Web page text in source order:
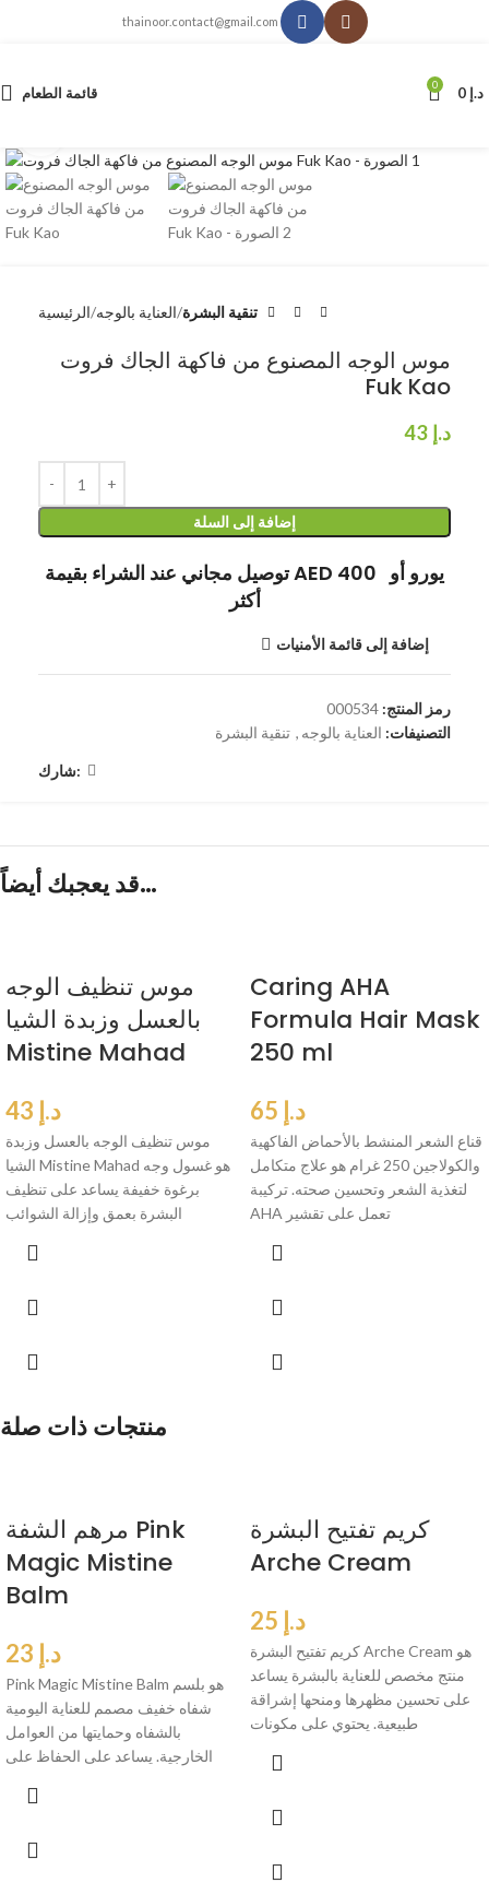
thainoor.contact@gmail.com
قائمة الطعام 0 د.إ
الرئيسية العناية بالوجه تنقية البشرة
موس الوجه المصنوع من فاكهة الجاك فروت
Fuk Kao
د.إ
إضافة إلى السلة
توصيل مجاني عند الشراء بقيمة AED 400 يورو أو
أكثر
إضافة إلى قائمة الأمنيات
رمز المنتج: 000534
التصنيفات: العناية بالوجه , تنقية البشرة
شارك:
قد يعجبك أيضاً…
موس تنظيف الوجه
بالعسل وزبدة الشيا
Mistine Mahad
د.إ
موس تنظيف الوجه بالعسل وزبدة
الشيا Mistine Mahad هو غسول وجه
برغوة خفيفة يساعد على تنظيف
البشرة بعمق وإزالة الشوائب
Caring AHA
Formula Hair Mask
250 ml
د.إ
قناع الشعر المنشط بالأحماض الفاكهية
والكولاجين 250 غرام هو علاج متكامل
لتغذية الشعر وتحسين صحته. تركيبة
AHA تعمل على تقشير
منتجات ذات صلة
مرهم الشفة Pink
Magic Mistine
Balm
د.إ
Pink Magic Mistine Balm هو بلسم
شفاه خفيف مصمم للعناية اليومية
بالشفاه وحمايتها من العوامل
الخارجية. يساعد على الحفاظ على
كريم تفتيح البشرة
Arche Cream
د.إ
كريم تفتيح البشرة Arche Cream هو
منتج مخصص للعناية بالبشرة يساعد
على تحسين مظهرها ومنحها إشراقة
طبيعية. يحتوي على مكونات